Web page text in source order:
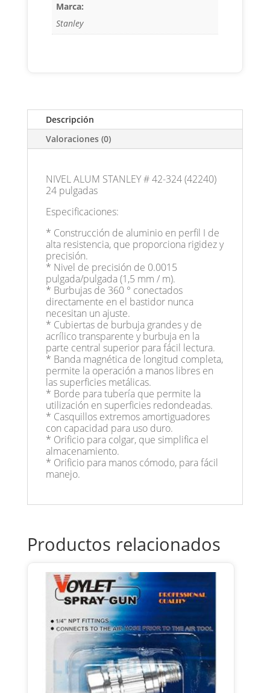
Marca:
Stanley
Descripción
Valoraciones (0)
NIVEL ALUM STANLEY # 42-324 (42240)
24 pulgadas
Especificaciones:
* Construcción de aluminio en perfil I de
alta resistencia, que proporciona rigidez y
precisión.
* Nivel de precisión de 0.0015
pulgada/pulgada (1,5 mm / m).
* Burbujas de 360 ° conectados
directamente en el bastidor nunca
necesitan un ajuste.
* Cubiertas de burbuja grandes y de
acrílico transparente y burbuja en la
parte central superior para fácil lectura.
* Banda magnética de longitud completa,
permite la operación a manos libres en
las superficies metálicas.
* Borde para tubería que permite la
utilización en superficies redondeadas.
* Casquillos extremos amortiguadores
con capacidad para uso duro.
* Orificio para colgar, que simplifica el
almacenamiento.
* Orificio para manos cómodo, para fácil
manejo.
Productos relacionados